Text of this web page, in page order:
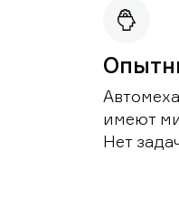
имеют
Нет